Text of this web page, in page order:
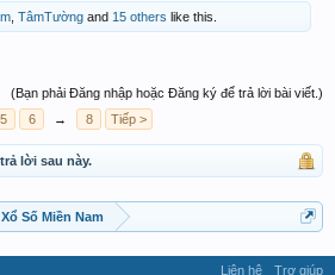
TâmTường and 15 others like this.
(Bạn phải Đăng nhập hoặc Đăng ký để trả lời bài viết.)
5 6 → 8 Tiếp >
lời sau này.
Số Miền Nam
Liên hệ Trợ giúp